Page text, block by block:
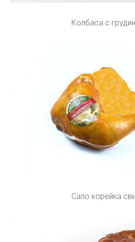
Колбаса с
Сало корейка